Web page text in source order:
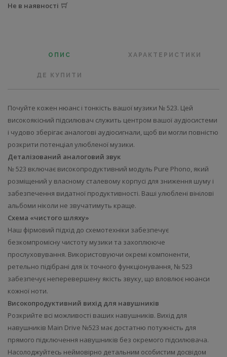
Не в наявності
ОПИС ХАРАКТЕРИСТИКИ
ДЕ КУПИТИ
Почуйте кожен нюанс і тонкість вашої музики № 523. Цей
високоякісний підсилювач служить центром вашої аудіосистеми
і чудово зберігає аналогові аудіосигнали, щоб ви могли повністю
розкрити потенціал улюбленої музики.
Деталізований аналоговий звук
№ 523 включає високопродуктивний модуль Pure Phono, який
розміщений у власному сталевому корпусі для зниження шуму і
забезпечення видатної продуктивності. Ваші улюблені вінілові
альбоми ніколи не звучатимуть краще.
Схема «чистого шляху»
Наш фірмовий підхід до схемотехніки забезпечує
безкомпромісну чистоту музики та захоплююче
прослуховування. Використовуючи окремі компоненти,
ретельно підібрані для їх точного функціонування, № 523
забезпечує неперевершену якість звуку, що вловлює нюанси
кожної ноти.
Високопродуктивний вихід для навушників
Розкрийте всі можливості ваших навушників. Вихід для
навушників Main Drive №523 має достатню потужність для
прямого підключення навушників без окремого підсилювача.
Насолоджуйтесь неймовірно детальним особистим досвідом